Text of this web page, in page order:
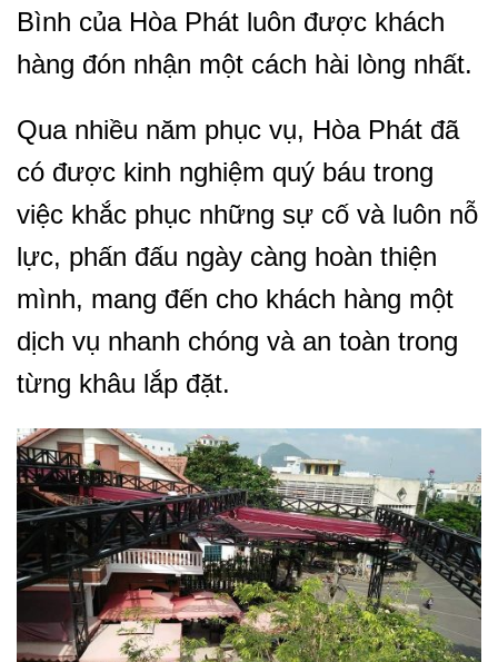
Bình của Hòa Phát luôn được khách
hàng đón nhận một cách hài lòng nhất.
Qua nhiều năm phục vụ, Hòa Phát đã
có được kinh nghiệm quý báu trong
việc khắc phục những sự cố và luôn nỗ
lực, phấn đấu ngày càng hoàn thiện
mình, mang đến cho khách hàng một
dịch vụ nhanh chóng và an toàn trong
từng khâu lắp đặt.